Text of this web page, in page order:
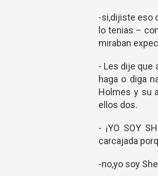
-si,dijiste eso
lo tenias –
miraban
- Les dije que
haga o diga
Holmes y su
ellos dos.
- ¡YO SOY
carcajada
-no,yo soy